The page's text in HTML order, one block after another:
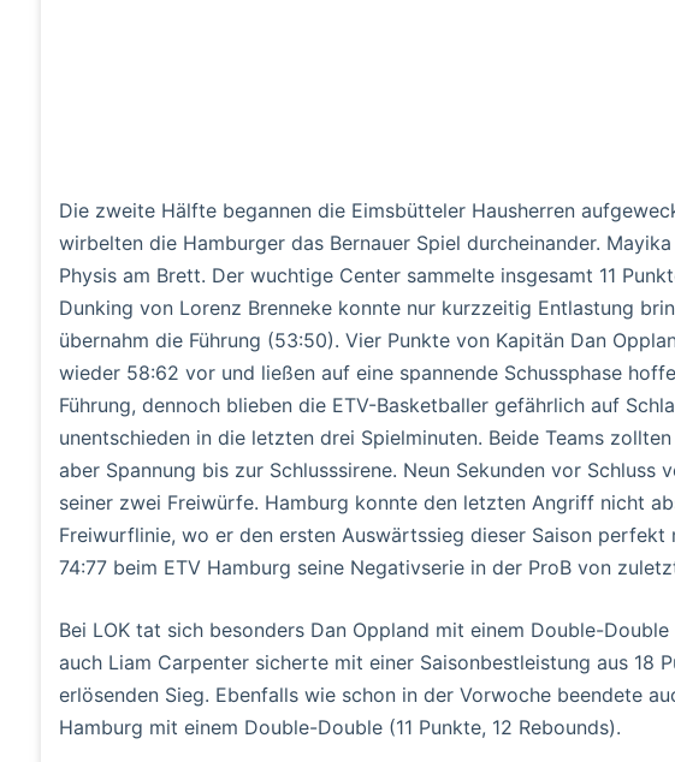
Die zweite Hälfte begannen die Eimsbütteler Hausherren
wirbelten die Hamburger das Bernauer Spiel durcheinander.
Physis am Brett. Der wuchtige Center sammelte insgesamt 11
Dunking von Lorenz Brenneke konnte nur kurzzeitig Entlastung
übernahm die Führung (53:50). Vier Punkte von Kapitän Dan
wieder 58:62 vor und ließen auf eine spannende Schussphase
Führung, dennoch blieben die ETV-Basketballer gefährlich auf
unentschieden in die letzten drei Spielminuten. Beide Teams
aber Spannung bis zur Schlusssirene. Neun Sekunden vor Schluss
seiner zwei Freiwürfe. Hamburg konnte den letzten Angriff nicht
Freiwurflinie, wo er den ersten Auswärtssieg dieser Saison perfekt
74:77 beim ETV Hamburg seine Negativserie in der ProB von
Bei LOK tat sich besonders Dan Oppland mit einem Double-
auch Liam Carpenter sicherte mit einer Saisonbestleistung aus 18
erlösenden Sieg. Ebenfalls wie schon in der Vorwoche beendete
Hamburg mit einem Double-Double (11 Punkte, 12 Rebounds).